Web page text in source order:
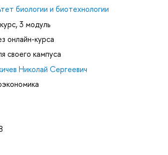
биологии и биотехнологии
3 модуль
онлайн-курса
своего кампуса
Николай Сергеевич